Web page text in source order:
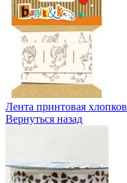
Лента принтовая
Вернуться назад